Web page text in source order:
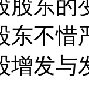
股东的
东不惜
增发与